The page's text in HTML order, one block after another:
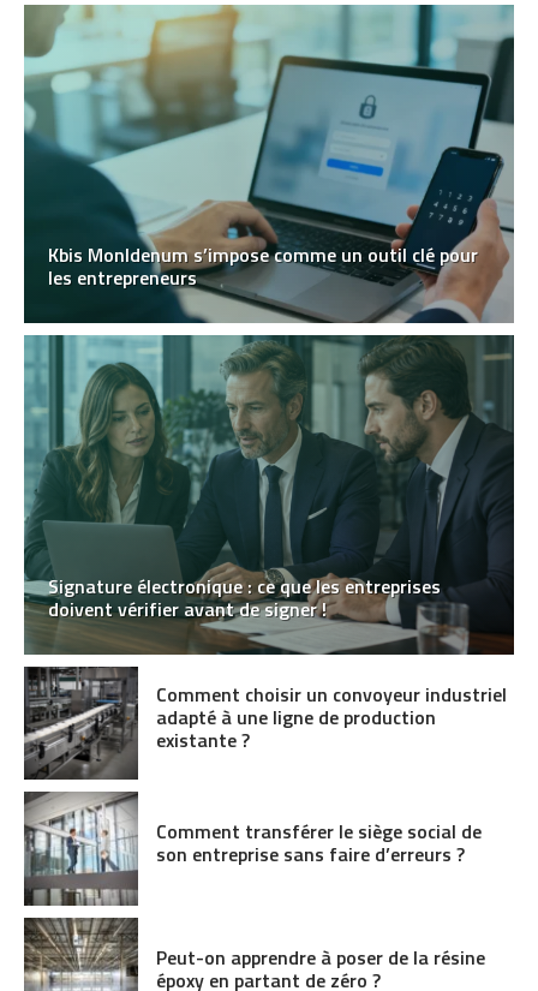
Kbis MonIdenum s’impose comme un outil clé pour
les entrepreneurs
Signature électronique : ce que les entreprises
doivent vérifier avant de signer !
Comment choisir un convoyeur industriel
adapté à une ligne de production
existante ?
Comment transférer le siège social de
son entreprise sans faire d’erreurs ?
Peut-on apprendre à poser de la résine
époxy en partant de zéro ?